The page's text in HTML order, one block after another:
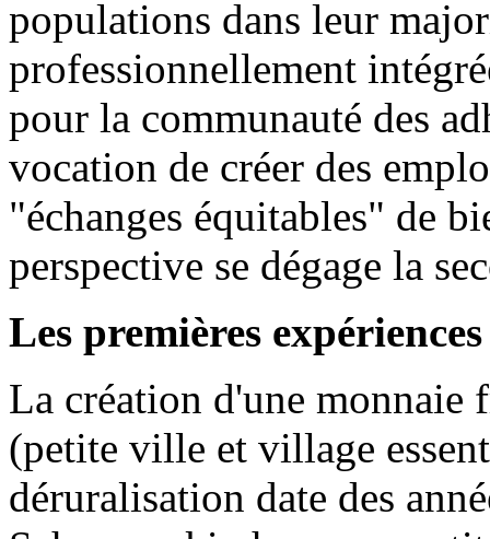
populations dans leur
professionnellement
pour la communauté des
vocation de créer des
"échanges équitables" de
perspective se dégage la
Les premières
La création d'une monnaie
(petite ville et village
déruralisation date des